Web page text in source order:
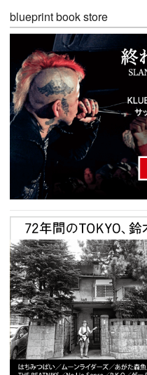
blueprint book store